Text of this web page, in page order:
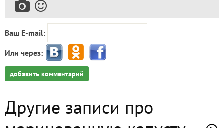
Ваш E-mail:
Или через:
добавить комментарий
Другие записи про